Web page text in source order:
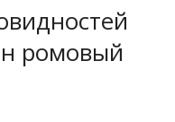
ромовый